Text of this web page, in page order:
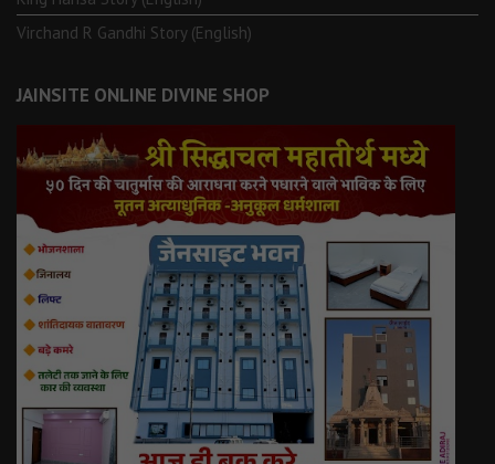
Virchand R Gandhi Story (English)
JAINSITE ONLINE DIVINE SHOP